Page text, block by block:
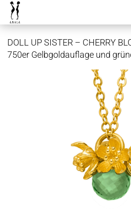
DOLL UP SIS­TER – CHER­RY
750er Gelb­gold­auf­la­ge und